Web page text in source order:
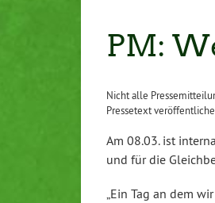
PM:
Nicht alle
Pressetext
Am 08.03. ist
und für die
„Ein Tag an dem